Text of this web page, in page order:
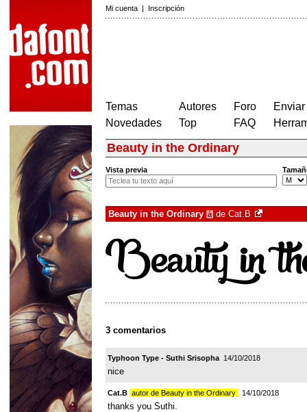
Mi cuenta | Inscripción
Temas
Novedades
Autores
Top
Foro
FAQ
Beauty in the Ordinary
Vista previa
Beauty in the Ordinary à de Cat.B
3 comentarios
Typhoon Type - Suthi Srisopha 14/10/2018
nice
Cat.B autor de Beauty in the Ordinary 14/10/2018
thanks you Suthi.